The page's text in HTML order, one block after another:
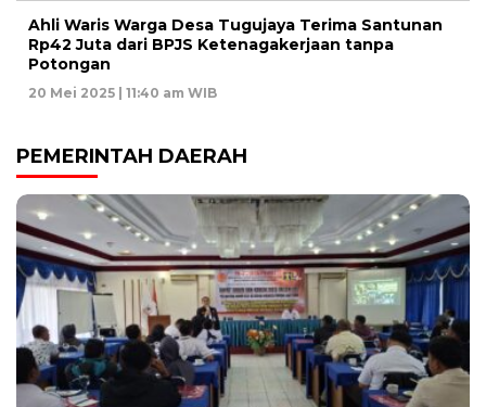
Ahli Waris Warga Desa Tugujaya Terima Santunan
Rp42 Juta dari BPJS Ketenagakerjaan tanpa
Potongan
20 Mei 2025 | 11:40 am WIB
PEMERINTAH DAERAH